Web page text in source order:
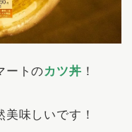
ートのカツ丼 ！
味しいです！